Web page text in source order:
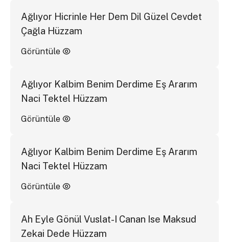
Ağlıyor Hicrinle Her Dem Dil Güzel Cevdet
Çağla Hüzzam
Görüntüle
Ağlıyor Kalbim Benim Derdime Eş Ararım
Naci Tektel Hüzzam
Görüntüle
Ağlıyor Kalbim Benim Derdime Eş Ararım
Naci Tektel Hüzzam
Görüntüle
Ah Eyle Gönül Vuslat-I Canan Ise Maksud
Zekai Dede Hüzzam